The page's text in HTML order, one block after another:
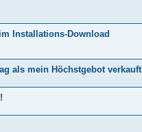
Installations-Download
als mein Höchstgebot verkauft